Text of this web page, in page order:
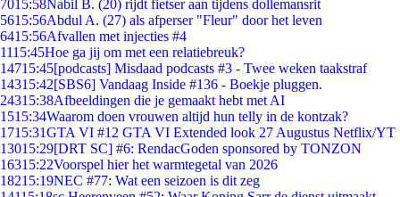
7015:58Nabil B. (20) rijdt fietser aan tijdens dollemansrit
5615:56Abdul A. (27) als afperser "Fleur" door het leven
6415:56Afvallen met injecties #4
1115:45Hoe ga jij om met een relatiebreuk?
14715:45[podcasts] Misdaad podcasts #3 - Twee weken taakstraf
14315:42[SBS6] Vandaag Inside #136 - Boekje pluggen.
24315:38Afbeeldingen die je gemaakt hebt met AI
1515:34Waarom doen vrouwen altijd hun telly in de kontzak?
1715:31GTA VI #12 GTA VI Extended look 27 Augustus Netflix/YT
13015:29[DRT SC] #6: RendacGoden sponsored by TONZON
16315:22Voorspel hier het warmtegetal van 2026
18215:19NEC #77: Wat een seizoen is dit zeg